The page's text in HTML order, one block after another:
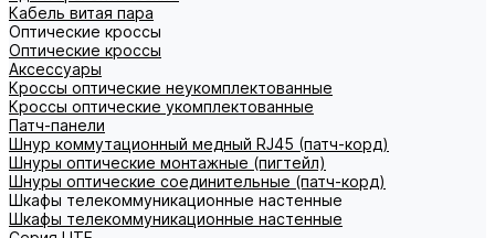
Кабель витая пара
Оптические кроссы
Оптические кроссы
Аксессуары
Кроссы оптические неукомплектованные
Кроссы оптические укомплектованные
Патч-панели
Шнур коммутационный медный RJ45 (патч-корд)
Шнуры оптические монтажные (пигтейл)
Шнуры оптические соединительные (патч-корд)
Шкафы телекоммуникационные настенные
Шкафы телекоммуникационные настенные